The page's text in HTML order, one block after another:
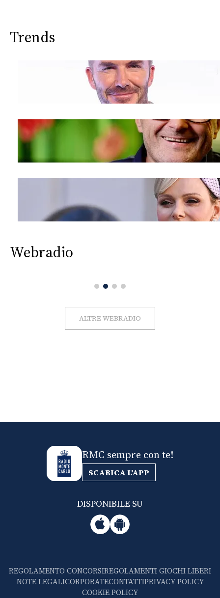
Trends
Webradio
ALTRE WEBRADIO
RMC sempre con te!
SCARICA L'APP
DISPONIBILE SU
REGOLAMENTO CONCORSIREGOLAMENTI GIOCHI LIBERI
NOTE LEGALICORPORATECONTATTIPRIVACY POLICY
COOKIE POLICY